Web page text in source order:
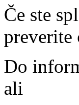
Če ste
preverite
Do
ali